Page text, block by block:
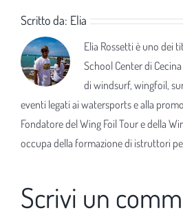
Scritto da: Elia
Elia Rossetti è uno dei
School Center di
di windsurf, wingfoil,
eventi legati ai watersports e alla
Fondatore del Wing Foil Tour e della
occupa della formazione di istruttori
Scrivi un